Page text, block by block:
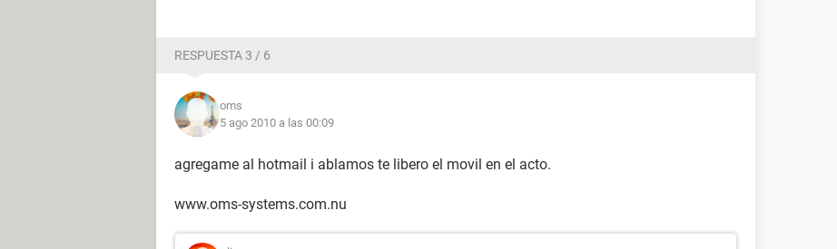
RESPUESTA 3 / 6
oms
5 ago 2010 a las 00:09
agregame al hotmail i ablamos te libero el movil en el acto.
www.oms-systems.com.nu